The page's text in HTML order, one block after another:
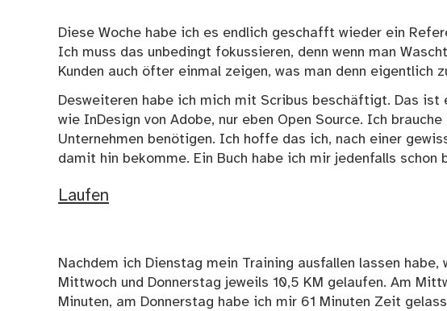
Diese Woche habe ich es endlich geschafft wieder ein
Ich muss das unbedingt fokussieren, denn wenn man
Kunden auch öfter einmal zeigen, was man denn eigentlich
Desweiteren habe ich mich mit Scribus beschäftigt. Das ist
wie InDesign von Adobe, nur eben Open Source. Ich
Unternehmen benötigen. Ich hoffe das ich, nach einer
damit hin bekomme. Ein Buch habe ich mir jedenfalls schon
Laufen
Nachdem ich Dienstag mein Training ausfallen lassen
Mittwoch und Donnerstag jeweils 10,5 KM gelaufen. Am
Minuten, am Donnerstag habe ich mir 61 Minuten Zeit